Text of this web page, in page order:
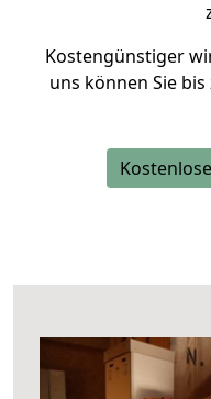
Kostengünstiger
uns können Sie bis